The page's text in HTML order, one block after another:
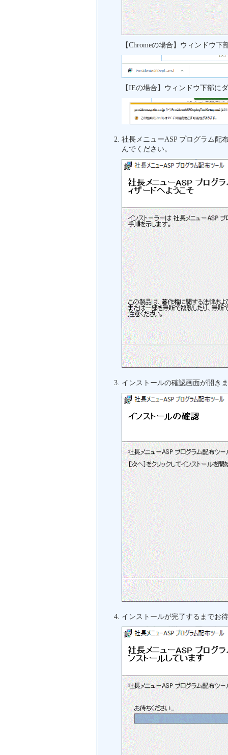
【Chromeの場合】ウィンドウ
【IEの場合】ウィンドウ下部に
社長メニューASP プログラム配
んでください。
インストールの確認画面が開き
インストールが完了するまでお